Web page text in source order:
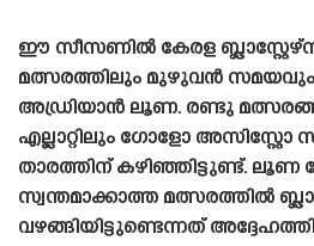
ഈ സീസണിൽ കേരള
മത്സരത്തിലും മുഴുവൻ സമയവും
അഡ്രിയാൻ ലൂണ. രണ്ടു
എല്ലാറ്റിലും ഗോളോ അസിസ്റ്റോ
താരത്തിന് കഴിഞ്ഞിട്ടുണ്ട്.
സ്വന്തമാക്കാത്ത മത്സരത്തിൽ
വഴങ്ങിയിട്ടുണ്ടെന്നത്